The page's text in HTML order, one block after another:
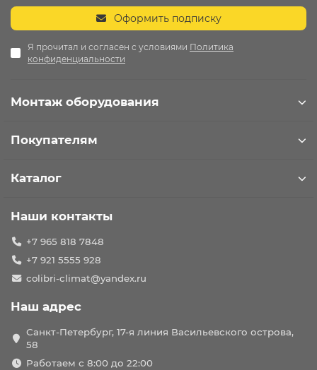
Оформить подписку
Я прочитал и согласен с условиями Политика
конфиденциальности
Монтаж оборудования
Покупателям
Каталог
Наши контакты
+7 965 818 7848
+7 921 5555 928
colibri-climat@yandex.ru
Наш адрес
Санкт-Петербург, 17-я линия Васильевского острова,
58
Работаем с 8:00 до 22:00